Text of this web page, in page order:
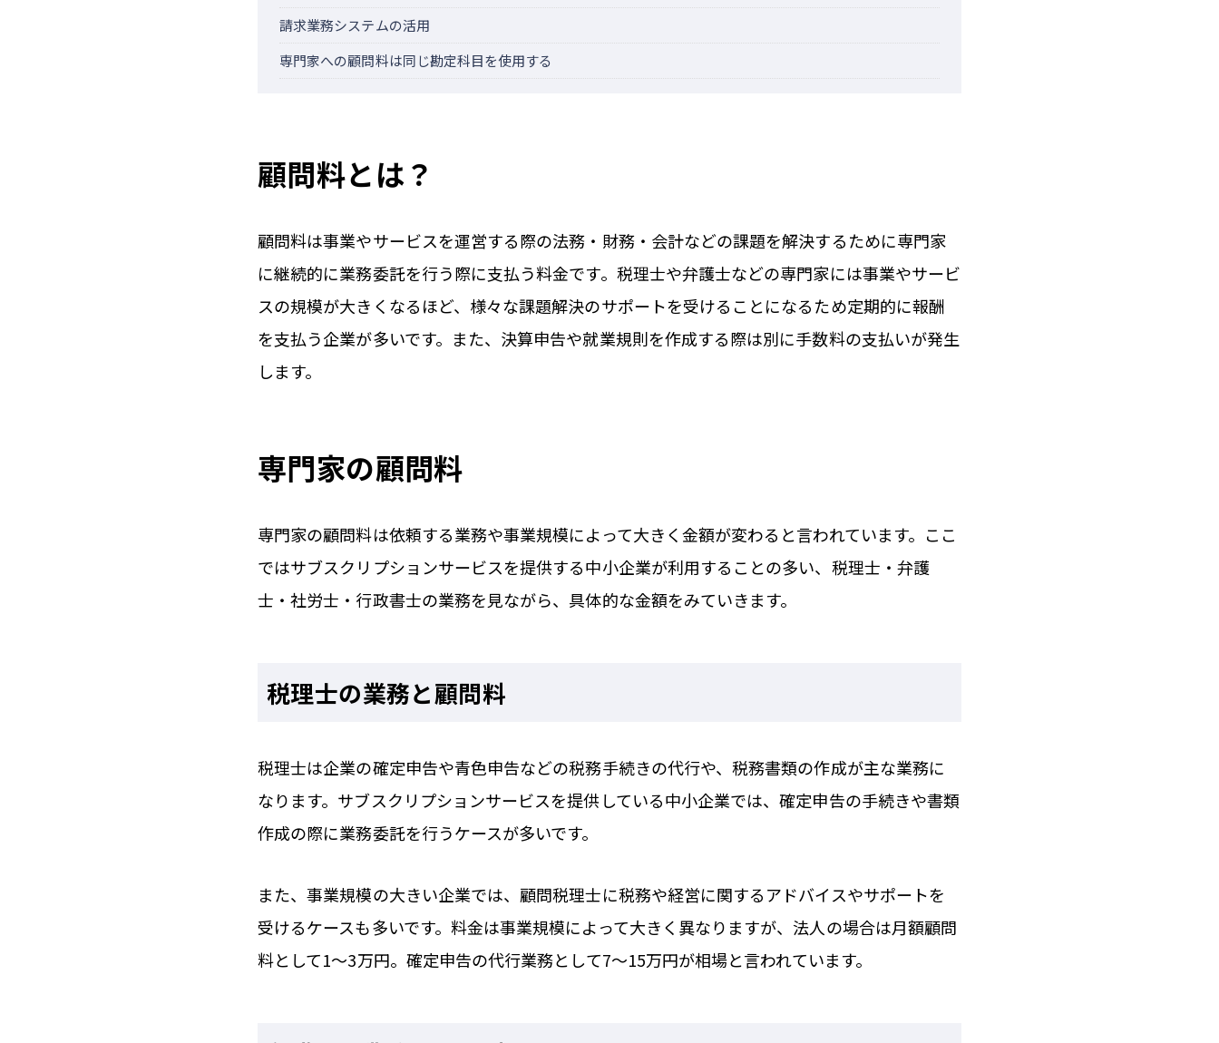
請求業務システムの活用
専門家への顧問料は同じ勘定科目を使用する
顧問料とは？
顧問料は事業やサービスを運営する際の法務・財務・会計などの課題を解決するために専門家
に継続的に業務委託を行う際に支払う料金です。税理士や弁護士などの専門家には事業やサービ
スの規模が大きくなるほど、様々な課題解決のサポートを受けることになるため定期的に報酬
を支払う企業が多いです。また、決算申告や就業規則を作成する際は別に手数料の支払いが発生
します。
専門家の顧問料
専門家の顧問料は依頼する業務や事業規模によって大きく金額が変わると言われています。ここ
ではサブスクリプションサービスを提供する中小企業が利用することの多い、税理士・弁護
士・社労士・行政書士の業務を見ながら、具体的な金額をみていきます。
税理士の業務と顧問料
税理士は企業の確定申告や青色申告などの税務手続きの代行や、税務書類の作成が主な業務に
なります。サブスクリプションサービスを提供している中小企業では、確定申告の手続きや書類
作成の際に業務委託を行うケースが多いです。
また、事業規模の大きい企業では、顧問税理士に税務や経営に関するアドバイスやサポートを
受けるケースも多いです。料金は事業規模によって大きく異なりますが、法人の場合は月額顧問
料として1〜3万円。確定申告の代行業務として7〜15万円が相場と言われています。